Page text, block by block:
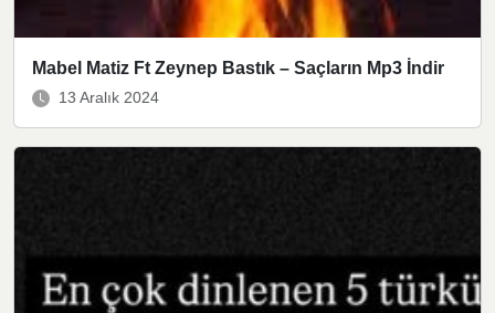
Mabel Matiz Ft Zeynep Bastık – Saçların Mp3 İndir
13 Aralık 2024